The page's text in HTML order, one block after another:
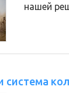
нашей
система